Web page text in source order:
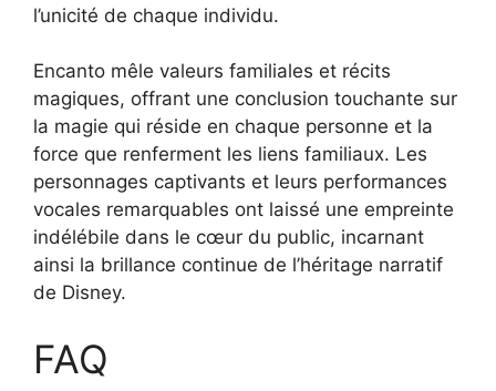
l’unicité de chaque individu.
Encanto mêle valeurs familiales et récits
magiques, offrant une conclusion touchante sur
la magie qui réside en chaque personne et la
force que renferment les liens familiaux. Les
personnages captivants et leurs performances
vocales remarquables ont laissé une empreinte
indélébile dans le cœur du public, incarnant
ainsi la brillance continue de l’héritage narratif
de Disney.
FAQ